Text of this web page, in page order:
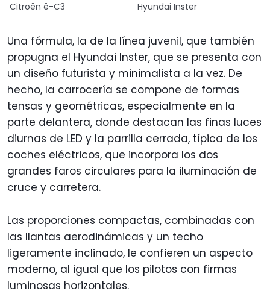
Citroën ë-C3 Hyundai Inster
Una fórmula, la de la línea juvenil, que también
propugna el Hyundai Inster, que se presenta con
un diseño futurista y minimalista a la vez. De
hecho, la carrocería se compone de formas
tensas y geométricas, especialmente en la
parte delantera, donde destacan las finas luces
diurnas de LED y la parrilla cerrada, típica de los
coches eléctricos, que incorpora los dos
grandes faros circulares para la iluminación de
cruce y carretera.
Las proporciones compactas, combinadas con
las llantas aerodinámicas y un techo
ligeramente inclinado, le confieren un aspecto
moderno, al igual que los pilotos con firmas
luminosas horizontales.